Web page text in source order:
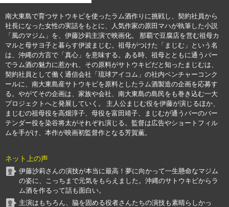
南大東島で育つサトウキビを使ったラム酒作りに挑戦し、契約社員から
社長になった女性の実話をもとに、人気作家の原田マハが執筆した小説
「風のマジム」を、伊藤沙莉主演で映画化。 那覇で豆腐店を営む祖母カ
マルと母サヨ子と暮らす伊波まじむ。祖母がつけた「まじむ」という名
は、沖縄の方言で「真心」を意味する。ある時、祖母とともに通うバー
でラム酒の魅力に惹かれ、その原料がサトウキビだと知ったまじむは、
契約社員として働く通信会社「琉球アイコム」の社内ベンチャーコンク
ールに、南大東島産サトウキビを原料としたラム酒製造の企画を応募す
る。やがてその企画は、家族や会社、南大東島の島民をも巻き込む一大
プロジェクトへと発展していく。 主人公まじむ役を伊藤が演じるほか、
まじむの祖母役を高畑淳子、母役を富田靖子、まじむが通うバーのバー
テンダー役を染谷将太がそれぞれ演じる。監督は広告やショートフィル
ムを手がけ、本作が映画初監督作となる芳賀薫。
ネット上の声
伊藤沙莉さんの演技が本当に最高！夢に向かって一生懸命なマジム
の姿に、こっちまで元気をもらえました。沖縄のサトウキビからラ
ム酒を作るって話も面白い。
主演はもちろん、脇を固める役者さんたちの演技も素晴らしかっ